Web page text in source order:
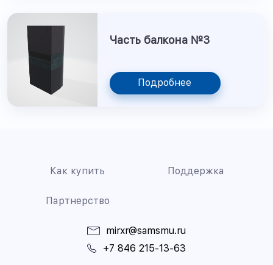
Часть балкона №3
Подробнее
Как купить Поддержка
Партнерство
mirxr@samsmu.ru
+7 846 215-13-63